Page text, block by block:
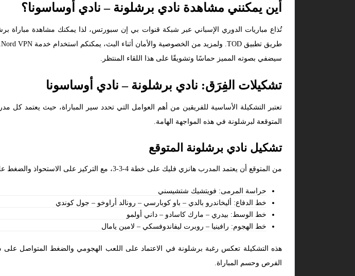
أين يمكنني مشاهدة نادي برشلونة – نادي أوساسونا؟
سيضفي بصوته المميز حماسًا وتشويقًا على هذا اللقاء المنتظر.
تشكيلات الفِرَق: نادي برشلونة – نادي أوساسونا
تعتبر التشكيلة الأساسية للفريقين من أهم العوامل التي تحدد سير المباراة، حيث يعتمد كل
المتوقعة لبرشلونة في هذه المواجهة الهامة.
تشكيل نادي برشلونة المتوقع
من المتوقع أن يعتمد المدرب هانزي فليك على خطة 4-3-3، مع التركيز على الاستحواذ والضغط على مرمى أوساسونا.
حراسة المرمى: فويتشيك شتشيسني
خط الدفاع: أليخاندرو بالدي – باو كوبارسي – رونالد أراوخو – جول كوندي
خط الوسط: بيدري – مارك كاسادو – داني أولمو
خط الهجوم: رافينيا – روبرت ليفاندوفسكي – لامين يامال
هذه التشكيلة تعكس رغبة برشلونة في الاعتماد على اللعب الهجومي والضغط المتواصل
الفرص وحسم المباراة.